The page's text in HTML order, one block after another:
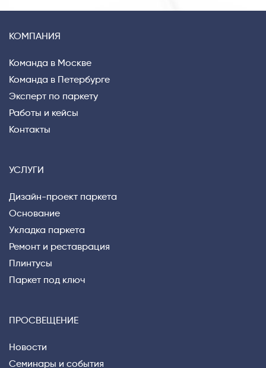
КОМПАНИЯ
Команда в Москве
Команда в Петербурге
Эксперт по паркету
Работы и кейсы
Контакты
УСЛУГИ
Дизайн-проект паркета
Основание
Укладка паркета
Ремонт и реставрация
Плинтусы
Паркет под ключ
ПРОСВЕЩЕНИЕ
Новости
Семинары и события